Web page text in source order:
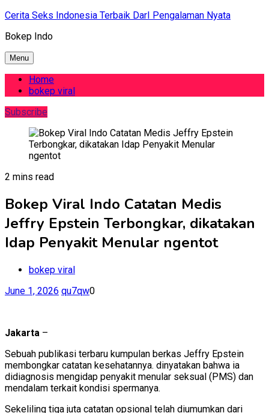
Skip
content
Cerita Seks Indonesia Terbaik DarI Pengalaman Nyata
Bokep Indo
Menu
Home
bokep viral
Subscribe
2 mins read
Bokep Viral Indo Catatan Medis
Jeffry Epstein Terbongkar, dikatakan
Idap Penyakit Menular ngentot
bokep viral
June 1, 2026 qu7qw0
Jakarta –
Sebuah publikasi terbaru kumpulan berkas Jeffry Epstein
membongkar catatan kesehatannya. dinyatakan bahwa ia
didiagnosis mengidap penyakit menular seksual (PMS) dan
mendalam terkait kondisi spermanya.
Sekeliling tiga juta catatan opsional telah diumumkan dari